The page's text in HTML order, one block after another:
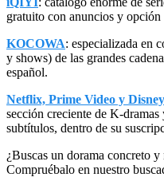
gratuito con anuncios y opción
KOCOWA: especializada en
y shows) de las grandes
español.
Netflix, Prime Video y
sección creciente de K-
subtítulos, dentro de su
¿Buscas un dorama concreto y
Compruébalo en nuestro